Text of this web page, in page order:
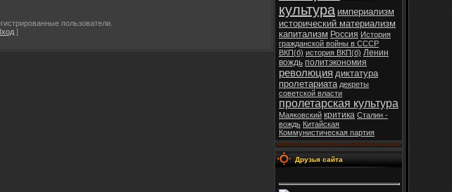
пользователи.
]
культура империализм
исторический материализм
капитализм Россия История
гражданской войны в СССР
ВКП(б) история ВКП(б) Ленин
вождь политэкономия
революция диктатура
пролетариата декреты
советской власти
пролетарская культура
Маяковский критика Сталин -
вождь Китайская
Коммунистическая партия
Друзья сайта